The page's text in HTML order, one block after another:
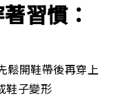
習慣：
鬆開鞋帶後再穿上
鞋子變形